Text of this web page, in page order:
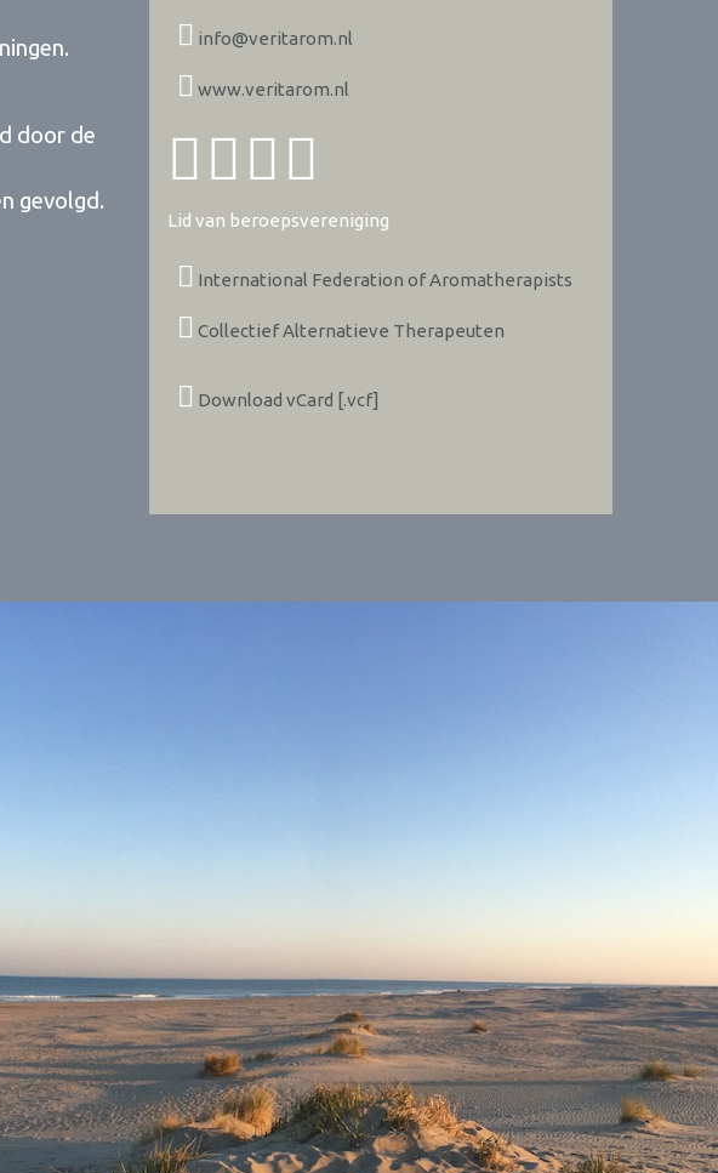
door de
gevolgd.
info@veritarom.nl
www.veritarom.nl
Lid van beroepsvereniging
International Federation of Aromatherapists
Collectief Alternatieve Therapeuten
Download vCard [.vcf]